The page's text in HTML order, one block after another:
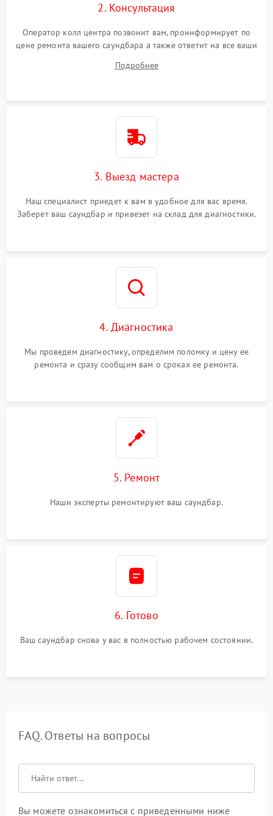
2. Консультация
Оператор колл центра позвонит вам, проинформирует по
цене ремонта вашего саундбара а также ответит на все ваши
Подробнее
3. Выезд мастера
Наш специалист приедет к вам в удобное для вас время.
Заберет ваш саундбар и привезет на склад для диагностики.
4. Диагностика
Мы проведем диагностику, определим поломку и цену ее
ремонта и сразу сообщим вам о сроках ее ремонта.
5. Ремонт
Наши эксперты ремонтируют ваш саундбар.
6. Готово
Ваш саундбар снова у вас в полностью рабочем состоянии.
FAQ. Ответы на вопросы
Вы можете ознакомиться с приведенными ниже